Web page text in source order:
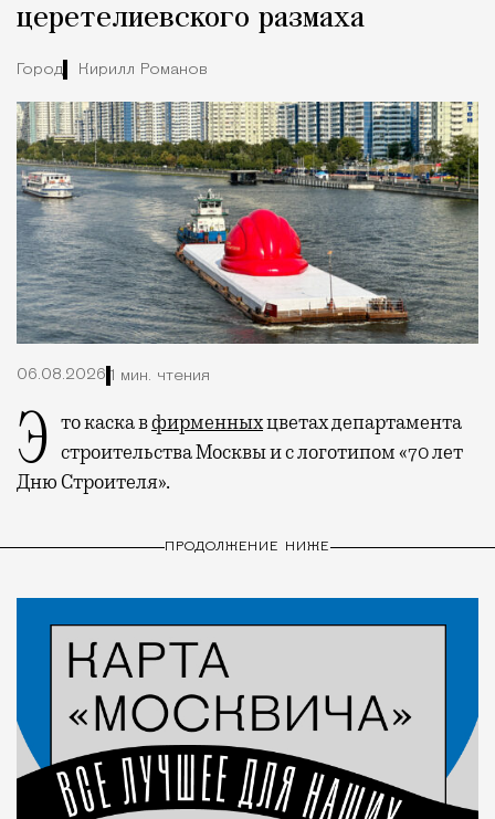
церетелиевского размаха
Город Кирилл Романов
06.08.2026 1 мин. чтения
Это каска вфирменныхцветах департамента
строительства Москвы и с логотипом «70 лет
Дню Строителя».
ПРОДОЛЖЕНИЕ НИЖЕ